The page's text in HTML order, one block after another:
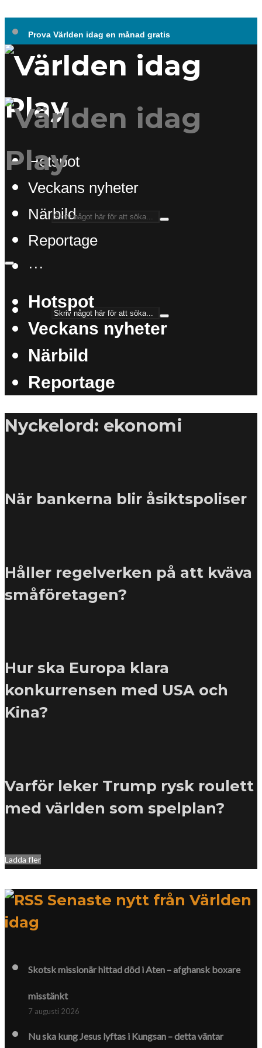
Prova Världen idag en månad gratis
Hotspot
Veckans nyheter
Närbild
Reportage
···
Hotspot
Veckans nyheter
Närbild
Reportage
Nyckelord: ekonomi
När bankerna blir åsiktspoliser
Håller regelverken på att kväva
småföretagen?
Hur ska Europa klara
konkurrensen med USA och
Kina?
Varför leker Trump rysk roulett
med världen som spelplan?
Ladda fler
Senaste nytt från Världen
idag
Skotsk missionär hittad död i Aten – afghansk boxare
misstänkt
7 augusti 2026
Nu ska kung Jesus lyftas i Kungsan – detta väntar